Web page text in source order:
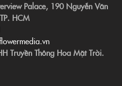
Palace, 190 Nguyễn Văn
HCM
Truyền Thông Hoa Mặt Trời.